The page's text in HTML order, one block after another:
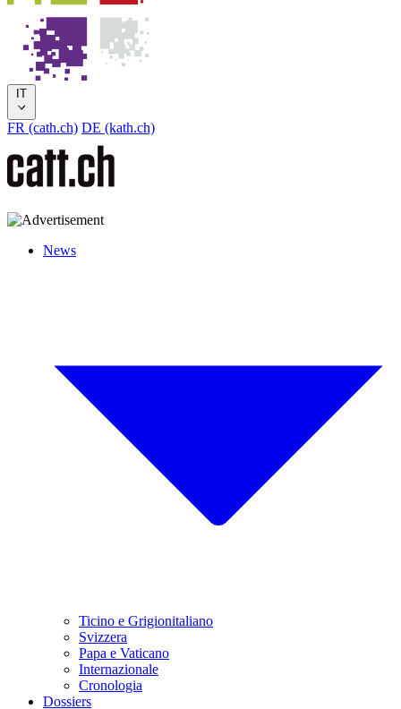
IT
FR (cath.ch) DE (kath.ch)
News
Ticino e Grigionitaliano
Svizzera
Papa e Vaticano
Internazionale
Cronologia
Dossiers